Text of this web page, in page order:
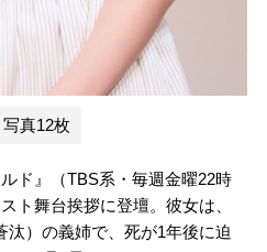
写真12枚
ド』（TBS系・毎週金曜22時
ト舞台挨拶に登壇。彼女は、
汰）の義姉で、死が1年後に迫